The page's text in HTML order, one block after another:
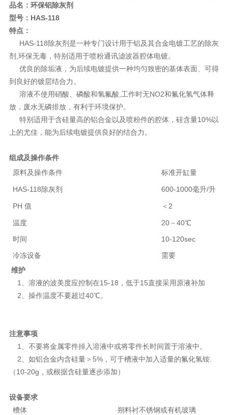
品名：环保铝除灰剂
型号：HAS-118
特点：
HAS-118除灰剂是一种专门设计用于铝及其合金电镀工艺的除灰
剂,环保无毒，特别适用于喷粉通讯滤波器腔体电镀。
优良的除垢液，为后续电镀提供一种均匀致密的基体表面、可得
到良好的镀层结合力。
溶液不使用硝酸、磷酸和氢氟酸,工作时无NO2和氟化氢气体释
放，废水无磷排放，有利于环境保护。
特别适用于含硅量高的铝合金以及喷粉件的腔体，硅含量10%以
上的尤佳，能为后续电镀提供良好的结合力。
组成及操作条件
原料及操作条件
标准开缸量
HAS-118除灰剂 600-1000毫升/升
PH 值 ＜2
温度
20－40℃
时间
10-120sec
冷冻设备
需要
维护
1、溶液的波美度应控制在15-18，低于15直接采用原液补加
2、操作温度不要超过40℃。
注意事项
1、不要将金属零件掉入溶液中或将零件长时间置于溶液中。
2、如铝合金内含硅量＞5%，可于槽液中加入适量的氟化氢铵.
（10-20g，或根据含硅量逐步添加）
设备要求
槽体
朔料衬不锈钢或有机玻璃